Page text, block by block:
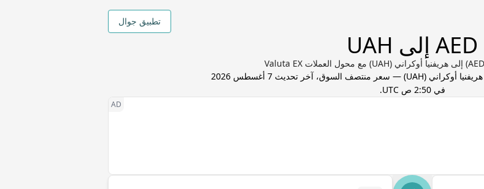
تطبيق جوال
AED إلى UAH
هريفنيا أوكراني (
UAH) — سعر منتصف السوق، آخر تحديث
7 أغسطس 2026
في 2:50 ص UTC
.